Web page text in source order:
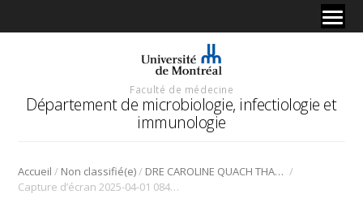
Faculté de médecine
Département de microbiologie, infectiologie et
immunologie
Accueil / Non classifié(e)/ DRE CAROLINE QUACH THANH ET DRE CÉCILE TREMBLAY REÇOIVENT LA MÉDAILLE DU COURONNEMENT DU ROI CHARLES III /
Capture d’écran 2025-04-01 084706